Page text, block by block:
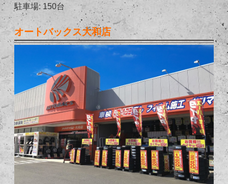
駐車場: 150台
オートバックス大和店